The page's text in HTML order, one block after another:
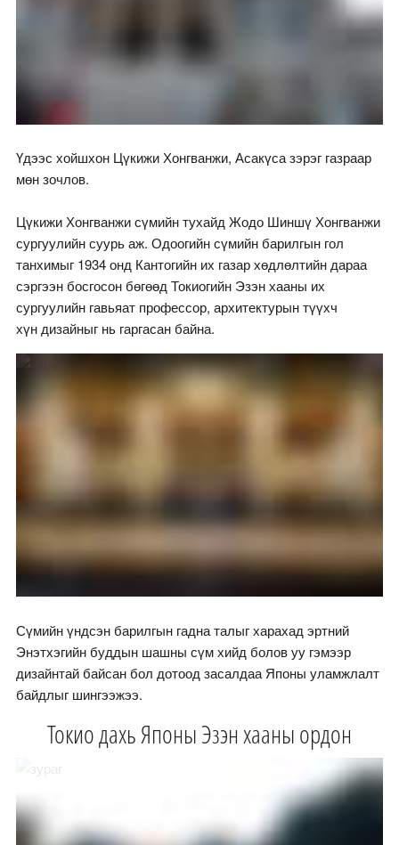
Үдээс хойшхон Цүкижи Хонгванжи, Асакүса зэрэг газраар
мөн зочлов.
Цүкижи Хонгванжи сүмийн тухайд Жодо Шиншү Хонгванжи
сургуулийн суурь аж. Одоогийн сүмийн барилгын гол
танхимыг 1934 онд Кантогийн их газар хөдлөлтийн дараа
сэргээн босгосон бөгөөд Токиогийн Эзэн хааны их
сургуулийн гавьяат профессор, архитектурын түүхч
хүн дизайныг нь гаргасан байна.
Сүмийн үндсэн барилгын гадна талыг харахад эртний
Энэтхэгийн буддын шашны сүм хийд болов уу гэмээр
дизайнтай байсан бол дотоод засалдаа Японы уламжлалт
байдлыг шингээжээ.
Токио дахь Японы Эзэн хааны ордон